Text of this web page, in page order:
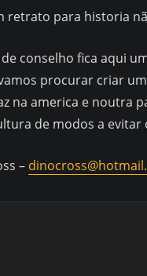
retrato para historia
conselho fica aqui
procurar criar
na america e noutra
de modos a evitar
–